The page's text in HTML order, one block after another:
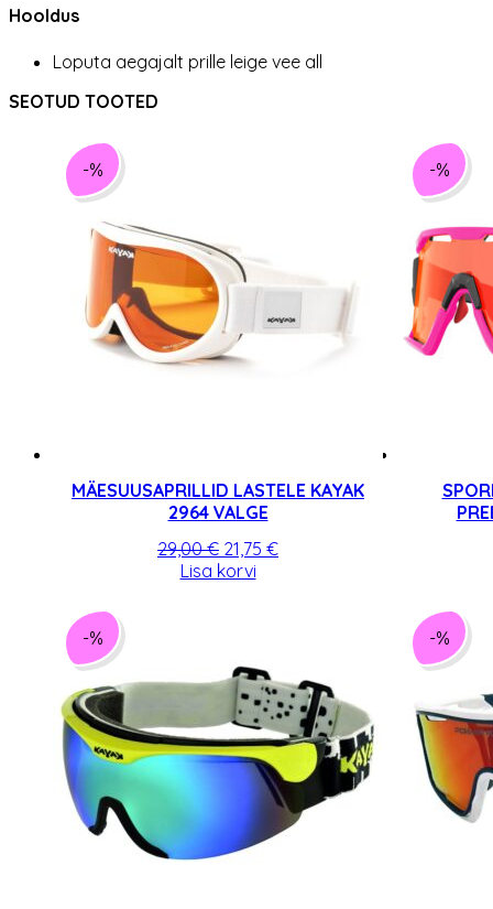
Hooldus
Loputa aegajalt prille leige vee all
SEOTUD TOOTED
-%
MÄESUUSAPRILLID LASTELE KAYAK
2964 VALGE
29,00€ Algne
hind
21,75 €Praegune
Lisa korvi
-%
-% -%